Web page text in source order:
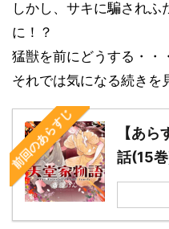
しかし、サキに騙され
に！？
猛獣を前にどうする・・
それでは気になる続きを
前回のあらすじ
【あ
話(15巻